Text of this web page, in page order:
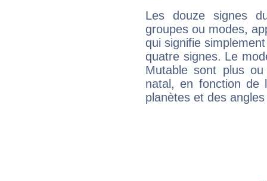
Les douze signes
groupes ou modes,
qui signifie
quatre signes. Le
Mutable sont plus
natal, en fonction de
planètes et des